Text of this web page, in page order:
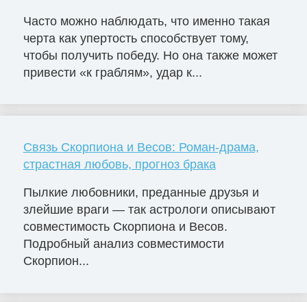
Часто можно наблюдать, что именно такая
черта как упертость способствует тому,
чтобы получить победу. Но она также может
привести «к граблям», удар к...
Связь Скорпиона и Весов: Роман-драма,
страстная любовь, прогноз брака
Пылкие любовники, преданные друзья и
злейшие враги — так астрологи описывают
совместимость Скорпиона и Весов.
Подробный анализ совместимости
Скорпион...